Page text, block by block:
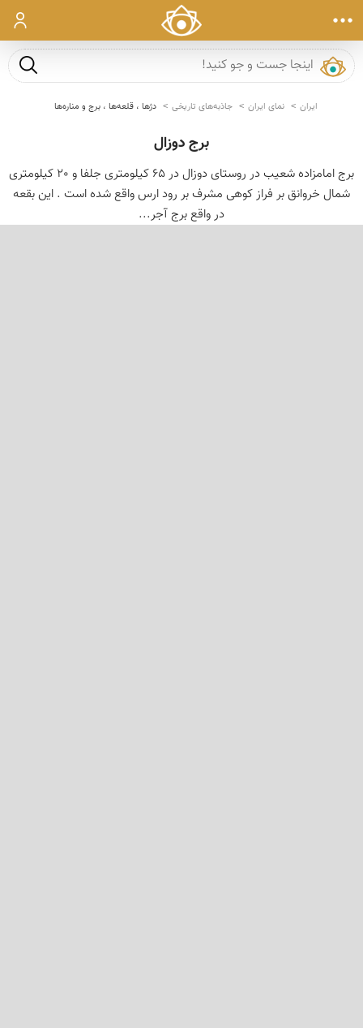
ورود
جست و
ایران نمای ایران جاذبه‌های تاریخی دژها ، قلعه‌ها ، برج و مناره‌ها
برج دوزال
برج امامزاده شعیب در روستای دوزال در 65 كیلومتری جلفا و 20 كیلومتری
شمال خروانق بر فراز كوهی مشرف بر رود ارس واقع شده است . این بقعه
در واقع برج آجر...